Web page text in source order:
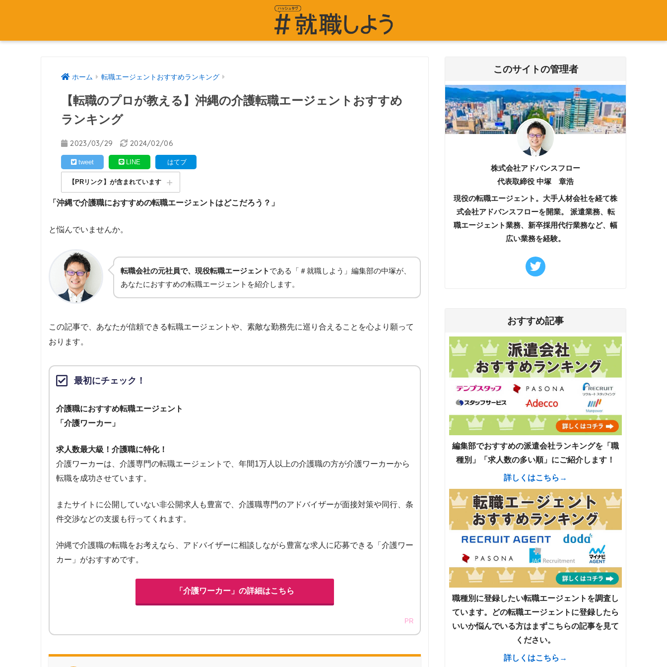
ホーム 転職エージェントおすすめランキング
【転職のプロが教える】沖縄の介護転職エージェントおすすめ
ランキング
2023/03/29 2024/02/06
tweet LINE はてブ
【PRリンク】が含まれています
「沖縄で介護職におすすめの転職エージェントはどこだろう？」
と悩んでいませんか。
転職会社の元社員で、現役転職エージェント である「＃就職しよう」編集部の中塚が、
あなたにおすすめの転職エージェントを紹介します。
この記事で、あなたが信頼できる転職エージェントや、素敵な勤務先に巡り合えることを心より願って
おります。
最初にチェック！
介護職におすすめ転職エージェント
「介護ワーカー」
求人数最大級！介護職に特化！
介護ワーカーは、介護専門の転職エージェントで、年間1万人以上の介護職の方が介護ワーカーから
転職を成功させています。
またサイトに公開していない非公開求人も豊富で、介護職専門のアドバイザーが面接対策や同行、条
件交渉などの支援も行ってくれます。
沖縄で介護職の転職をお考えなら、アドバイザーに相談しながら豊富な求人に応募できる「介護ワー
カー」がおすすめです。
「介護ワーカー」の詳細はこちら
PR
このサイトの管理者
株式会社アドバンスフロー
代表取締役 中塚 章浩
現役の転職エージェント。大手人材会社を経て株
式会社アドバンスフローを開業。 派遣業務、転
職エージェント業務、新卒採用代行業務など、幅
広い業務を経験。
おすすめ記事
編集部でおすすめの派遣会社ランキングを「職
種別」「求人数の多い順」にご紹介します！
詳しくはこちら→
職種別に登録したい転職エージェントを調査し
ています。どの転職エージェントに登録したら
いいか悩んでいる方はまずこちらの記事を見て
ください。
詳しくはこちら→